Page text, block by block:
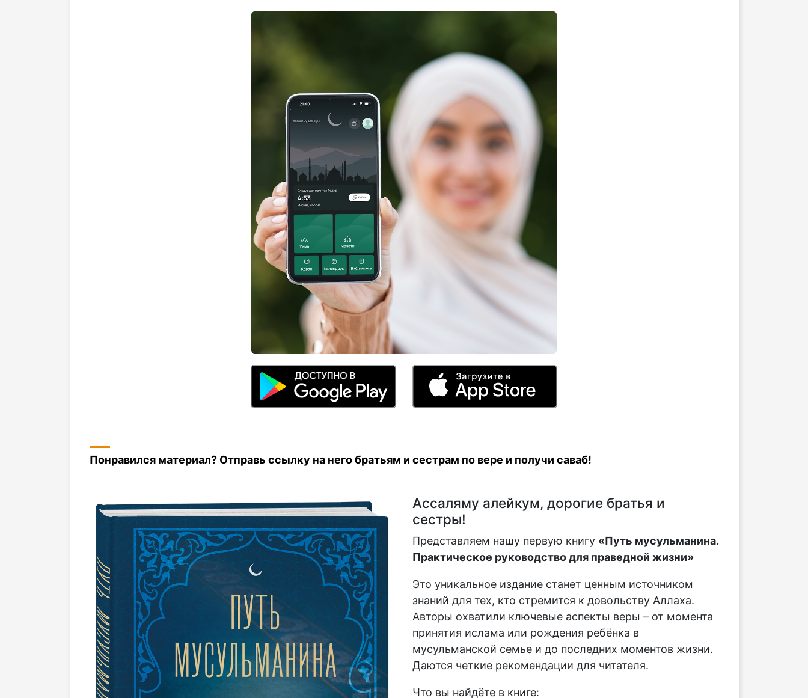
Понравился материал? Отправь ссылку на него братьям и сестрам по вере и получи саваб!
Ассаляму алейкум, дорогие братья и
сестры!
Представляем нашу первую книгу «Путь мусульманина.
Практическое руководство для праведной жизни»
Это уникальное издание станет ценным источником
знаний для тех, кто стремится к довольству Аллаха.
Авторы охватили ключевые аспекты веры – от момента
принятия ислама или рождения ребёнка в
мусульманской семье и до последних моментов жизни.
Даются четкие рекомендации для читателя.
Что вы найдёте в книге: